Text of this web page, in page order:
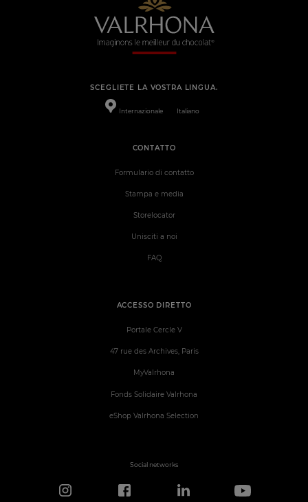
SCEGLIETE LA VOSTRA LINGUA.
Internazionale Italiano
ACCESSO DIRETTO
Portale Cercle V
47 rue des Archives, Paris
MyValrhona
Fonds Solidaire Valrhona
eShop Valrhona Selection
CONTATTO
Formulario di contatto
Stampa e media
Storelocator
Unisciti a noi
FAQ
Social networks